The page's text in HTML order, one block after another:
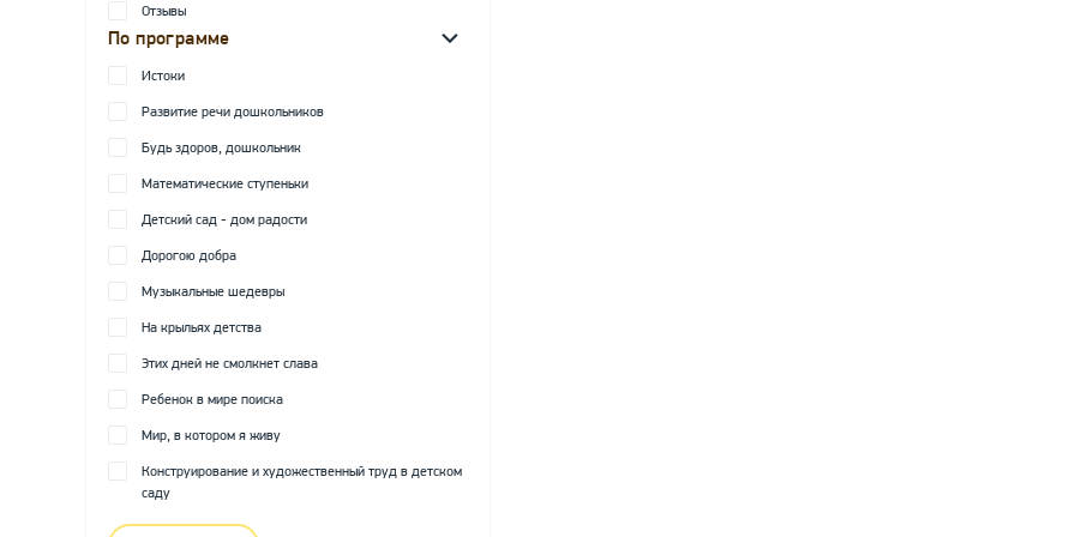
Отзывы
По программе
Истоки
Развитие речи дошкольников
Будь здоров, дошкольник
Математические ступеньки
Детский сад - дом радости
Дорогою добра
Музыкальные шедевры
На крыльях детства
Этих дней не смолкнет слава
Ребенок в мире поиска
Мир, в котором я живу
Конструирование и художественный труд в детском
саду